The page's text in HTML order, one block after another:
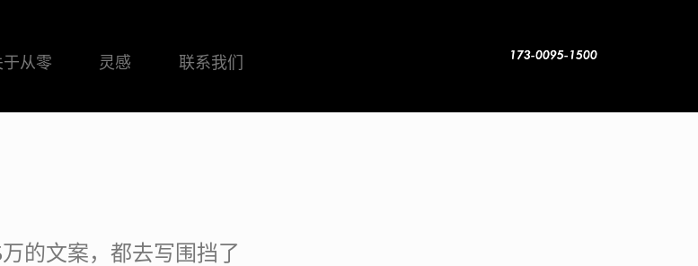
于从零 灵感 联系我们
的文案，都去写围挡了